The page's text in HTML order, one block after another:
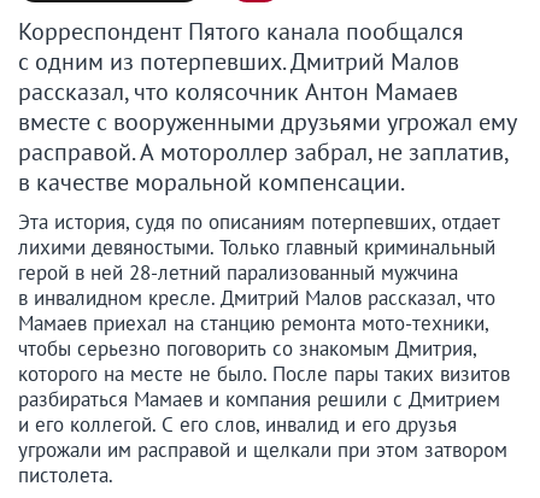
Корреспондент Пятого канала пообщался
с одним из потерпевших. Дмитрий Малов
рассказал, что колясочник Антон Мамаев
вместе с вооруженными друзьями угрожал ему
расправой. А мотороллер забрал, не заплатив,
в качестве моральной компенсации.
Эта история, судя по описаниям потерпевших, отдает
лихими девяностыми. Только главный криминальный
герой в ней 28-летний парализованный мужчина
в инвалидном кресле. Дмитрий Малов рассказал, что
Мамаев приехал на станцию ремонта мото-техники,
чтобы серьезно поговорить со знакомым Дмитрия,
которого на месте не было. После пары таких визитов
разбираться Мамаев и компания решили с Дмитрием
и его коллегой. С его слов, инвалид и его друзья
угрожали им расправой и щелкали при этом затвором
пистолета.